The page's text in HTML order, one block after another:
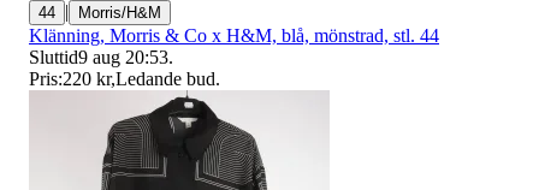
44 | Morris/H&M
Klänning, Morris & Co x H&M, blå, mönstrad, stl. 44
Sluttid9 aug 20:53.
Pris:220 kr,Ledande bud.